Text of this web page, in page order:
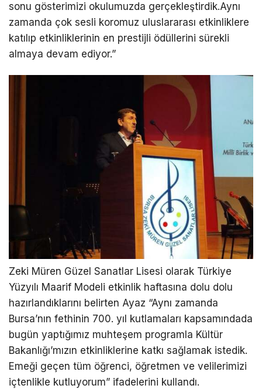
sonu gösterimizi okulumuzda gerçekleştirdik.Aynı
zamanda çok sesli koromuz uluslararası etkinliklere
katılıp etkinliklerinin en prestijli ödüllerini sürekli
almaya devam ediyor.”
Zeki Müren Güzel Sanatlar Lisesi olarak Türkiye
Yüzyılı Maarif Modeli etkinlik haftasına dolu dolu
hazırlandıklarını belirten Ayaz “Aynı zamanda
Bursa’nın fethinin 700. yıl kutlamaları kapsamındada
bugün yaptığımız muhteşem programla Kültür
Bakanlığı’mızın etkinliklerine katkı sağlamak istedik.
Emeği geçen tüm öğrenci, öğretmen ve velilerimizi
içtenlikle kutluyorum” ifadelerini kullandı.